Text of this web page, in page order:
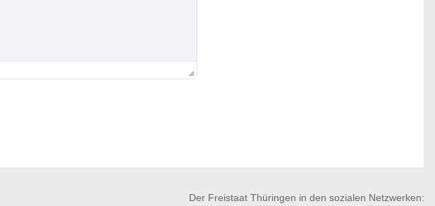
Der Freistaat Thüringen in den sozialen Netzwerken: